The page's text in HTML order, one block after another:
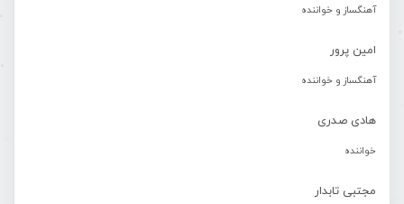
آهنگساز و خواننده
امین پرور
آهنگساز و خواننده
هادی صدری
خواننده
مجتبی تابدار